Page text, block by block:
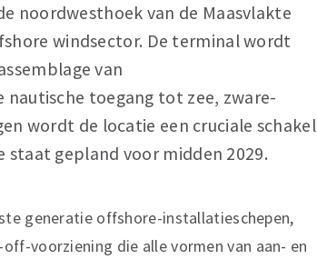
noordwesthoek van de Maasvlakte
windsector. De terminal wordt
van
toegang tot zee, zware-
wordt de locatie een cruciale schakel
gepland voor midden 2029.
generatie offshore-installatieschepen,
voorziening die alle vormen van aan- en